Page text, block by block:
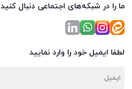
ما را در شبکه‌های اجتماعی دنبال کنید
لطفا ایمیل خود را وارد نمایید